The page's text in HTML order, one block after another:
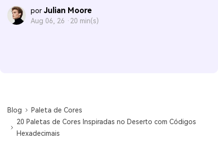
por Julian Moore
Aug 06, 26 · 20 min(s)
Blog
Paleta de Cores
20 Paletas de Cores Inspiradas no Deserto com Códigos
Hexadecimais